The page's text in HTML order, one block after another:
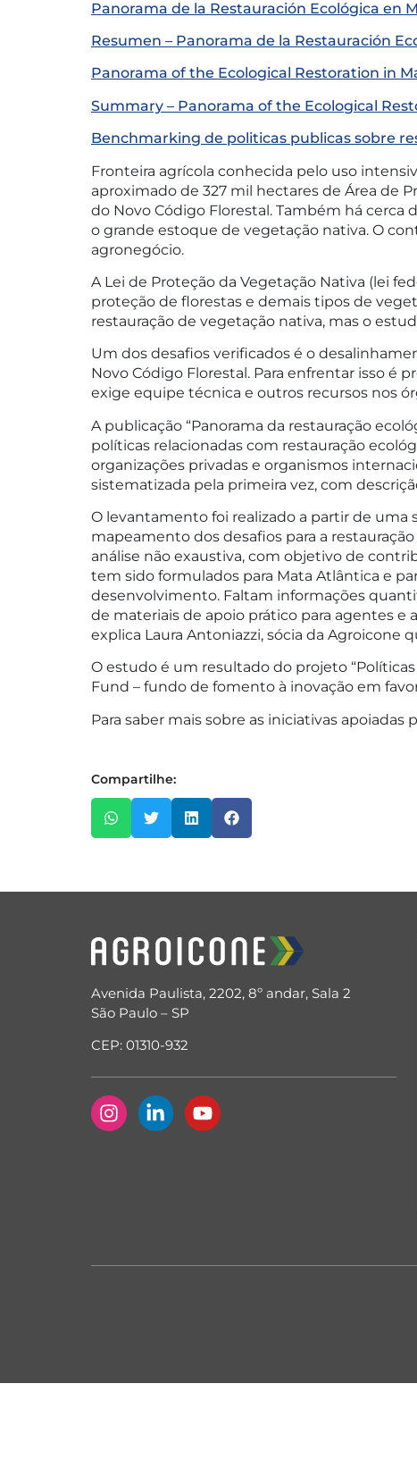
Panorama de la Restauración Ecológica en
Resumen – Panorama de la Restauración
Panorama of the Ecological Restoration in
Summary – Panorama of the Ecological
Benchmarking de politicas publicas sobre
Fronteira agrícola conhecida pelo uso
aproximado de 327 mil hectares de Área de
do Novo Código Florestal. Também há cerca
o grande estoque de vegetação nativa. O
agronegócio.
A Lei de Proteção da Vegetação Nativa (lei
proteção de florestas e demais tipos de
restauração de vegetação nativa, mas o
Um dos desafios verificados é o
Novo Código Florestal. Para enfrentar isso é
exige equipe técnica e outros recursos nos
A publicação “Panorama da restauração
políticas relacionadas com restauração
organizações privadas e organismos
sistematizada pela primeira vez, com
O levantamento foi realizado a partir de uma
mapeamento dos desafios para a
análise não exaustiva, com objetivo de
tem sido formulados para Mata Atlântica e
desenvolvimento. Faltam informações
de materiais de apoio prático para agentes e
explica Laura Antoniazzi, sócia da Agroicone
O estudo é um resultado do projeto
Fund – fundo de fomento à inovação em
Para saber mais sobre as iniciativas
Compartilhe:
Avenida Paulista, 2202, 8º andar, Sala 2
São Paulo – SP
CEP: 01310-932